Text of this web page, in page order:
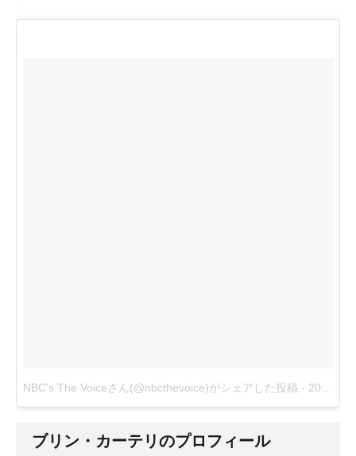
NBC's The Voiceさん(@nbcthevoice)がシェアした投稿 - 2018年 5月月7日午後6時45分PDT
ブリン・カーテリのプロフィール